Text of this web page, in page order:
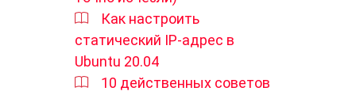
Как настроить
статический IP-адрес в
Ubuntu 20.04
10 действенных советов